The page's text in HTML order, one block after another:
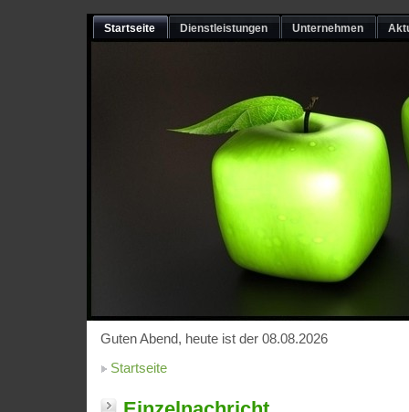
Startseite Dienstleistungen Unternehmen
Guten Abend, heute ist der 08.08.2026
Startseite